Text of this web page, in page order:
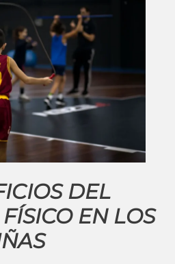
DEL
EN LOS